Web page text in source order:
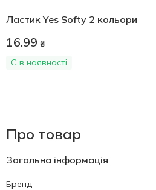
Ластик Yes Softy 2 кольори
16.99 ₴
Є в наявності
Про товар
Загальна інформація
Бренд